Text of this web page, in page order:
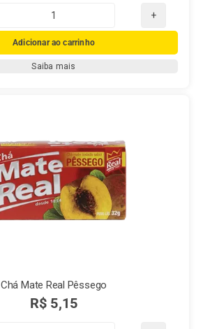
Livro:
Erva-
Mate,
A
História
da
Mate
Real
Adicionar ao carrinho
Saiba mais
Chá Mate Real Pêssego
R$ 5,15